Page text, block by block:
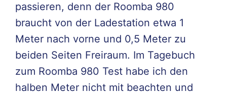
passieren, denn der Roomba 980
braucht von der Ladestation etwa 1
Meter nach vorne und 0,5 Meter zu
beiden Seiten Freiraum. Im Tagebuch
zum Roomba 980 Test habe ich den
halben Meter nicht mit beachten und